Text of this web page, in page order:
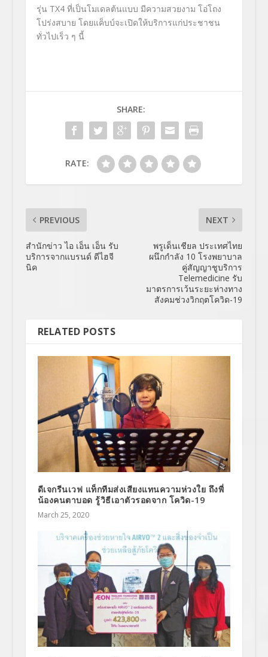
รุ่น TX4 ที่เป็นโมเดลต้นแบบ มีความสวยงาม โอ่โถง
โปร่งสบาย โดยแค็บบ์จะเปิดให้บริการแก่ประชาชน
ทั่วไปเร็ว ๆ นี้
SHARE:
RATE:
PREVIOUS
สำนักข่าว ไอ เอ็น เอ็น รับ
บริการจากแบรนด์ ดีไฮจี
นิค
NEXT
พรูเด็นเชียล ประเทศไทย
ผนึกกำลัง 10 โรงพยาบาล
คู่สัญญาชูบริการ
Telemedicine รับ
มาตรการเว้นระยะห่างทาง
สังคมช่วงวิกฤตโควิด-19
RELATED POSTS
ดีเจกรีนเวฟ แท็กทีมส่งเสียงแทนความห่วงใย ถึงพี่
น้องคนตาบอด รู้วิธีเอาตัวรอดจาก โควิด-19
March 25, 2020